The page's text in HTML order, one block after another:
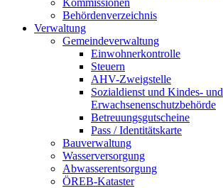
Kommissionen
Behördenverzeichnis
Verwaltung
Gemeindeverwaltung
Einwohnerkontrolle
Steuern
AHV-Zweigstelle
Sozialdienst und Kindes- und
Erwachsenenschutzbehörde
Betreuungsgutscheine
Pass / Identitätskarte
Bauverwaltung
Wasserversorgung
Abwasserentsorgung
ÖREB-Kataster